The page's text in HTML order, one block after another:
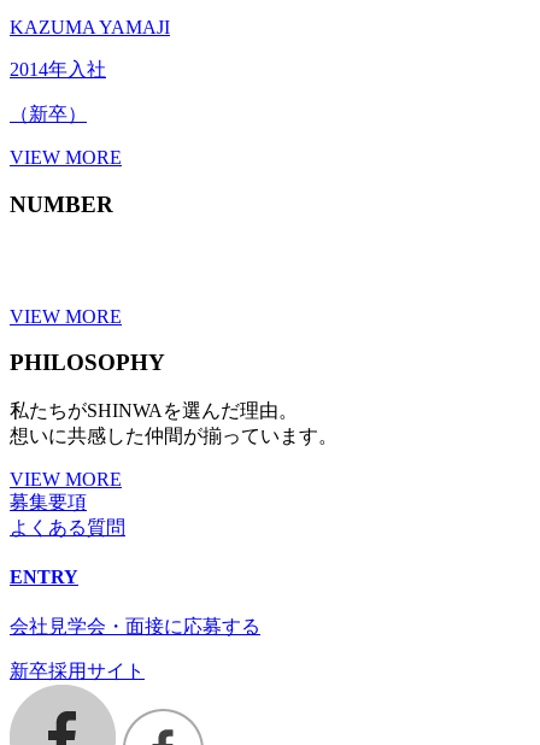
KAZUMA YAMAJI
2014年入社
（新卒）
VIEW MORE
NUMBER
VIEW MORE
PHILOSOPHY
私たちがSHINWAを選んだ理由。
想いに共感した仲間が揃っています。
VIEW MORE
募集要項
よくある質問
ENTRY
会社見学会・面接に応募する
新卒採用サイト